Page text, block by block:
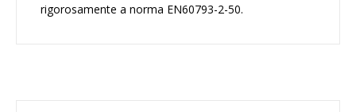
rigorosamente a norma EN60793-2-50.